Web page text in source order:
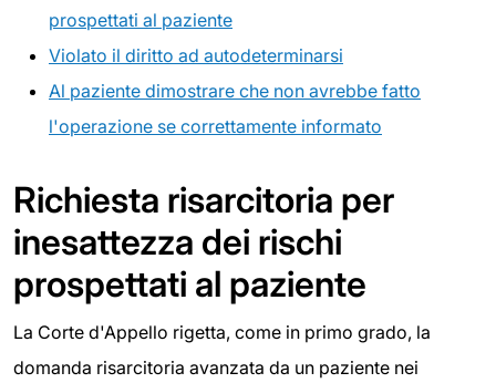
prospettati al paziente
Violato il diritto ad autodeterminarsi
Al paziente dimostrare che non avrebbe fatto
l'operazione se correttamente informato
Richiesta risarcitoria per
inesattezza dei rischi
prospettati al paziente
La Corte d'Appello rigetta, come in primo grado, la
domanda risarcitoria avanzata da un paziente nei